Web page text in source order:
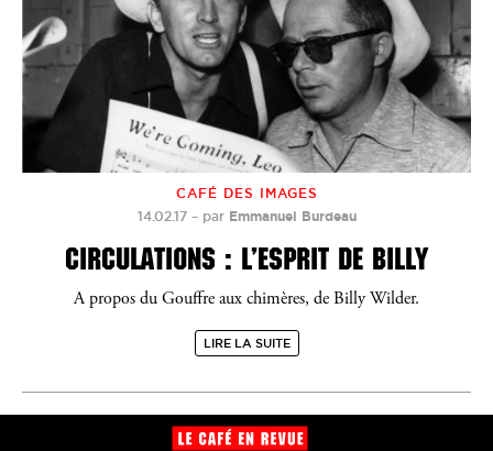
CAFÉ DES IMAGES
14.02.17– par Emmanuel Burdeau
CIRCULATIONS : L’ESPRIT DE BILLY
A propos du Gouffre aux chimères, de Billy Wilder.
LIRE LA SUITE